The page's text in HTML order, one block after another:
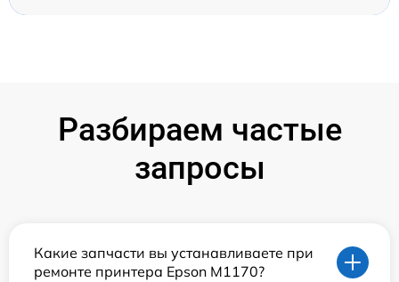
Разбираем частые
запросы
Какие запчасти вы устанавливаете при
ремонте принтера Epson M1170?